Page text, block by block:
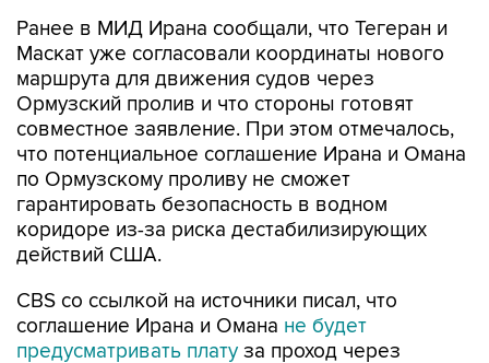
маршрута для движения судов через
Ормузский пролив и что стороны готовят
совместное заявление. При этом отмечалось,
что потенциальное соглашение Ирана и Омана
по Ормузскому проливу не сможет
гарантировать безопасность в водном
коридоре из-за риска дестабилизирующих
действий США.
CBS со ссылкой на источники писал, что
предусматривать платуза проход через
пролив.